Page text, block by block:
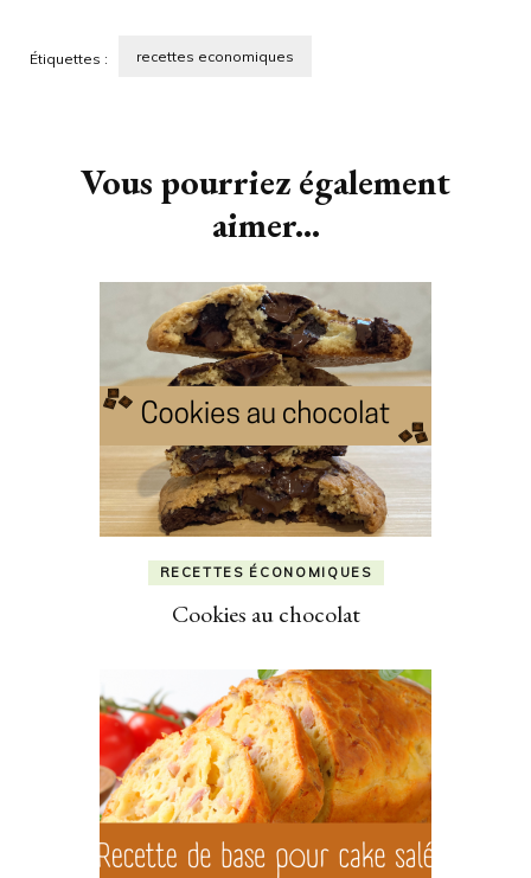
Étiquettes : recettes economiques
Vous pourriez également
aimer...
RECETTES ÉCONOMIQUES
Cookies au chocolat